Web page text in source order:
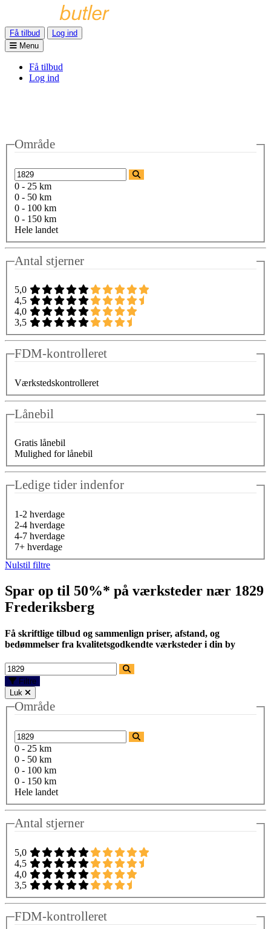
Få tilbud
Log ind
Menu
Få tilbud
Log ind
Område
0 - 25 km
0 - 50 km
0 - 100 km
0 - 150 km
Hele landet
Antal stjerner
5,0
4,5
4,0
3,5
FDM-kontrolleret
Værkstedskontrolleret
Lånebil
Gratis lånebil
Mulighed for lånebil
Ledige tider indenfor
1-2 hverdage
2-4 hverdage
4-7 hverdage
7+ hverdage
Nulstil filtre
Spar op til 50%* på værksteder nær 1829
Frederiksberg
Få skriftlige tilbud og sammenlign priser, afstand, og
bedømmelser fra kvalitetsgodkendte værksteder i din by
Filtre
Luk
Område
0 - 25 km
0 - 50 km
0 - 100 km
0 - 150 km
Hele landet
Antal stjerner
5,0
4,5
4,0
3,5
FDM-kontrolleret